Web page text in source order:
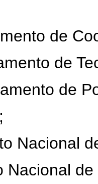
de
de
de
Nacional
Nacional